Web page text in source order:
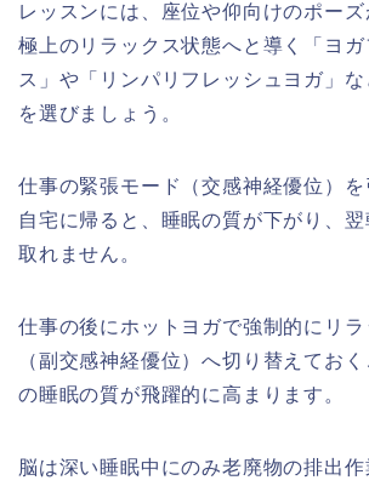
レッスンには、座位や仰向けのポー
極上のリラックス状態へと導く「ヨガ
ス」や「リンパリフレッシュヨガ」
を選びましょう。
仕事の緊張モード（交感神経優位）を
自宅に帰ると、睡眠の質が下がり、
取れません。
仕事の後にホットヨガで強制的にリラ
（副交感神経優位）へ切り替えてお
の睡眠の質が飛躍的に高まります。
脳は深い睡眠中にのみ老廃物の排出作